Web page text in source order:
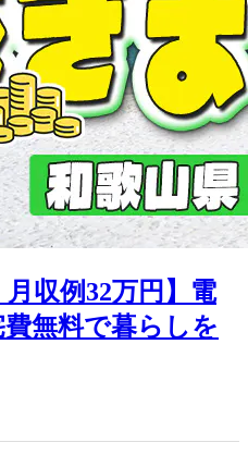
月収例32万円】電
無料で暮らしを